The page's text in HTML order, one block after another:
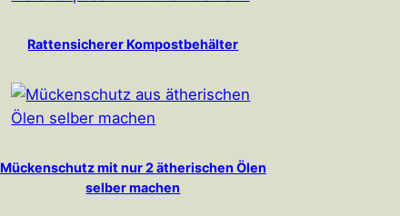
Rattensicherer Kompostbehälter
Mückenschutz mit nur 2 ätherischen Ölen
selber machen